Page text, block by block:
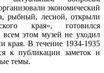
экономический
рыбный, лесной, открыли
края», готовился
этом музей не уходил
края. В течение 1934-1935
к публикации заметок и
темы.